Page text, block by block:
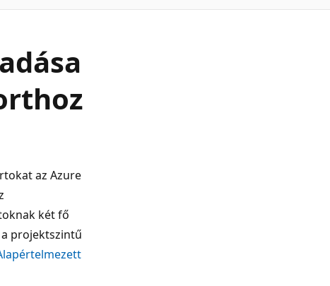
az Azure
két fő
projektszintű